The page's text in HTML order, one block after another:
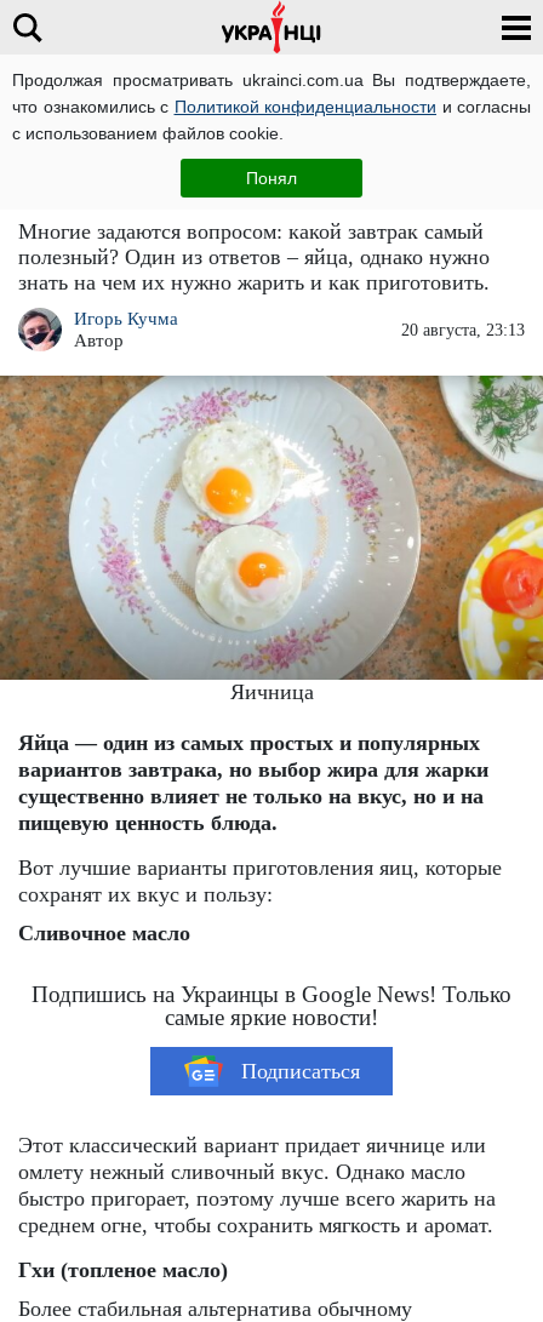
Продолжая просматривать ukrainci.com.ua Вы подтверждаете,
что ознакомились с Политикой конфиденциальности и согласны
с использованием файлов cookie.
Понял
Развлечения
Самый полезный завтрак: на чем и как
правильно жарить яйца
Многие задаются вопросом: какой завтрак самый
полезный? Один из ответов – яйца, однако нужно
знать на чем их нужно жарить и как приготовить.
Игорь Кучма
Автор
20 августа, 23:13
Яичница
Яйца — один из самых простых и популярных
вариантов завтрака, но выбор жира для жарки
существенно влияет не только на вкус, но и на
пищевую ценность блюда.
Вот лучшие варианты приготовления яиц, которые
сохранят их вкус и пользу:
Сливочное масло
Подпишись на Украинцы в Google News! Только
самые яркие новости!
Подписаться
Этот классический вариант придает яичнице или
омлету нежный сливочный вкус. Однако масло
быстро пригорает, поэтому лучше всего жарить на
среднем огне, чтобы сохранить мягкость и аромат.
Гхи (топленое масло)
Более стабильная альтернатива обычному